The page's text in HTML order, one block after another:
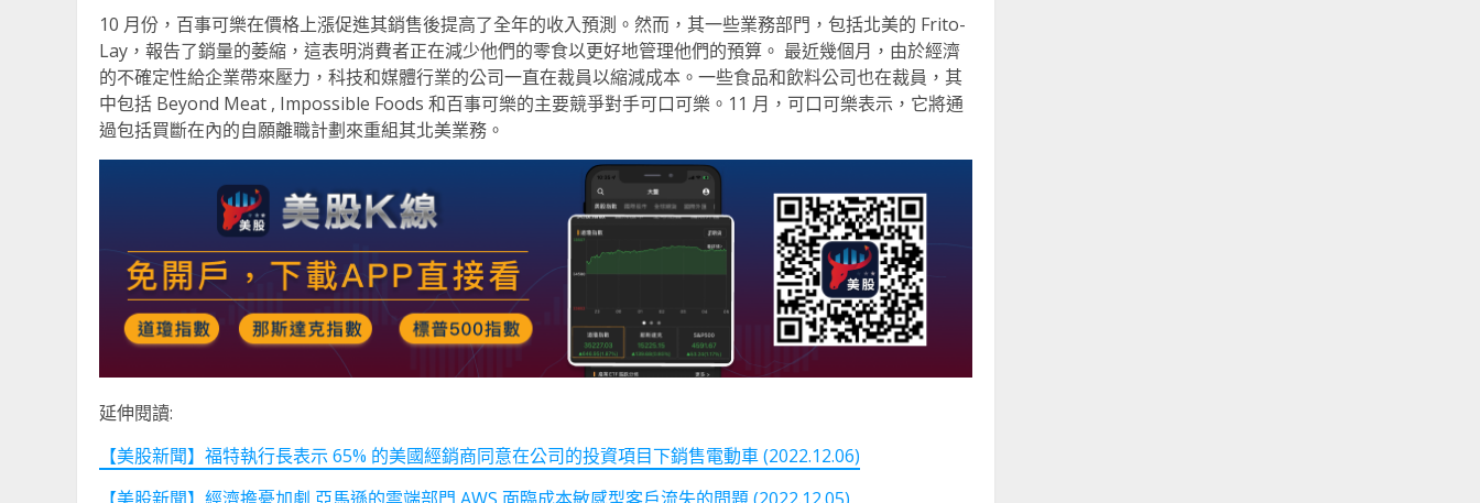
10 月份，百事可樂在價格上漲促進其銷售後提高了全年的收入預測。然而，其一些業務部門，包括北美的 Frito-
Lay，報告了銷量的萎縮，這表明消費者正在減少他們的零食以更好地管理他們的預算。 最近幾個月，由於經濟
的不確定性給企業帶來壓力，科技和媒體行業的公司一直在裁員以縮減成本。一些食品和飲料公司也在裁員，其
中包括 Beyond Meat , Impossible Foods 和百事可樂的主要競爭對手可口可樂。11 月，可口可樂表示，它將通
過包括買斷在內的自願離職計劃來重組其北美業務。
延伸閱讀:
【美股新聞】福特執行長表示 65% 的美國經銷商同意在公司的投資項目下銷售電動車 (2022.12.06)